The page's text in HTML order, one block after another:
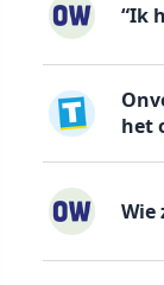
“Ik
het
Wie